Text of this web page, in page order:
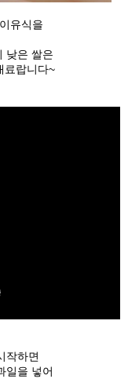
유식을
낮은 쌀은
료랍니다~
작하면
일을 넣어